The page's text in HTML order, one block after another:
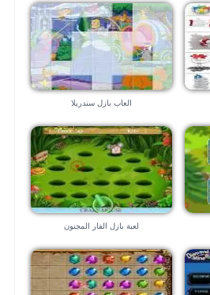
العاب بازل سندريلا
لعبة بازل الفار المجنون